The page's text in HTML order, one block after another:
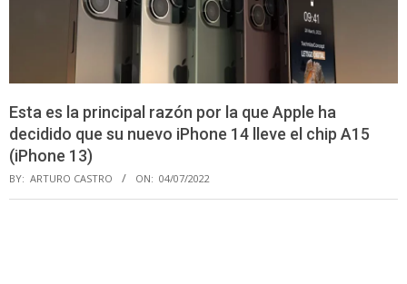
Esta es la principal razón por la que Apple ha
decidido que su nuevo iPhone 14 lleve el chip A15
(iPhone 13)
BY: ARTURO CASTRO ON: 04/07/2022